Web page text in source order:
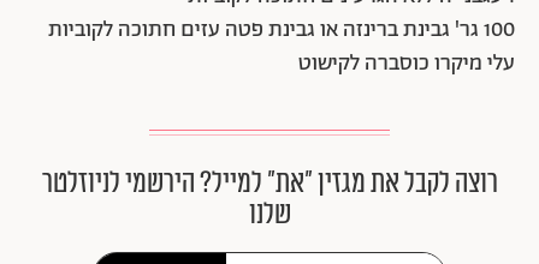
100 גר' גבינת ברינזה או גבינת פטה עזים חתוכה לקוביות
עלי מיקרו כוסברה לקישוט
רוצה לקבל את מגזין ״את״ למייל? הירשמי לניוזלטר
שלנו